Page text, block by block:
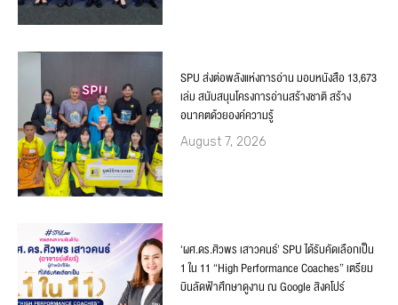
SPU ส่งต่อพลังแห่งการอ่าน มอบหนังสือ 13,673
เล่ม สนับสนุนโครงการอ่านสร้างชาติ สร้าง
อนาคตด้วยองค์ความรู้
August 7, 2026
‘ผศ.ดร.ศิวพร เสาวคนธ์’ SPU ได้รับคัดเลือกเป็น
1 ใน 11 “High Performance Coaches” เตรียม
บินลัดฟ้าศึกษาดูงาน ณ Google สิงคโปร์